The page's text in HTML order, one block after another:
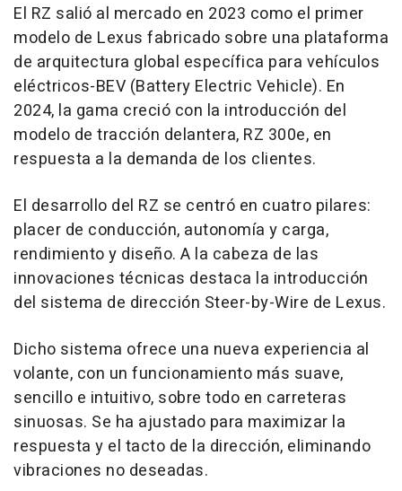
El RZ salió al mercado en 2023 como el primer
modelo de Lexus fabricado sobre una plataforma
de arquitectura global específica para vehículos
eléctricos-BEV (Battery Electric Vehicle). En
2024, la gama creció con la introducción del
modelo de tracción delantera, RZ 300e, en
respuesta a la demanda de los clientes.
El desarrollo del RZ se centró en cuatro pilares:
placer de conducción, autonomía y carga,
rendimiento y diseño. A la cabeza de las
innovaciones técnicas destaca la introducción
del sistema de dirección Steer-by-Wire de Lexus.
Dicho sistema ofrece una nueva experiencia al
volante, con un funcionamiento más suave,
sencillo e intuitivo, sobre todo en carreteras
sinuosas. Se ha ajustado para maximizar la
respuesta y el tacto de la dirección, eliminando
vibraciones no deseadas.